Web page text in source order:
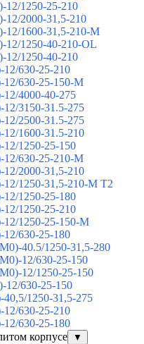
1250-25-210
12/2000-31,5-210
12/1600-31,5-210-М
12/1250-40-210-OL
12/1250-40-210
630-25-210
630-25-150-М
4000-40-275
3150-31.5-275
2500-31.5-275
1600-31.5-210
1250-25-150
12/630-25-210-М
2000-31,5-210
12/1250-31,5-210-М T2
1250-25-180
1250-25-210
1250-25-150-М
630-25-180
40.5/1250-31,5-280
12/630-25-150
12/1250-25-150
12/630-25-150
1250-31,5-275
630-25-210
630-25-180
корпусе
▼